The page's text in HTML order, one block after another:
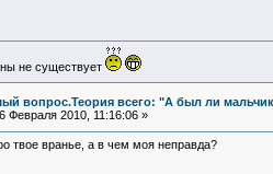
не существует
вопрос.Теория всего: "А был ли
Февраля 2010, 11:16:06 »
твое вранье, а в чем моя неправда?